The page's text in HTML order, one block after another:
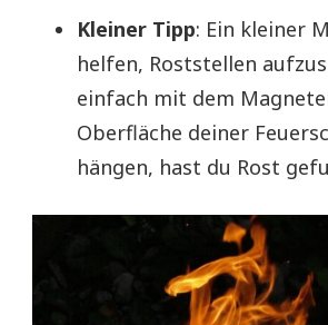
Kleiner Tipp: Ein kleiner
helfen, Roststellen
einfach mit dem
Oberfläche deiner
hängen, hast du Rost